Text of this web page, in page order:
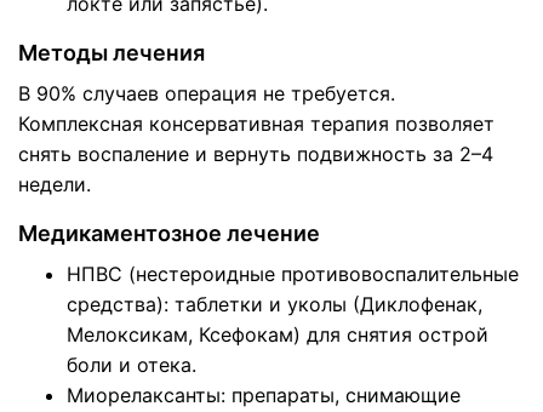
Методы лечения
В 90% случаев операция не требуется.
Комплексная консервативная терапия позволяет
снять воспаление и вернуть подвижность за 2–4
недели.
Медикаментозное лечение
НПВС (нестероидные противовоспалительные
средства): таблетки и уколы (Диклофенак,
Мелоксикам, Ксефокам) для снятия острой
боли и отека.
Миорелаксанты: препараты, снимающие